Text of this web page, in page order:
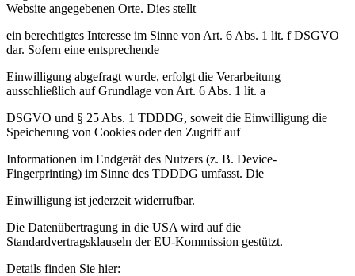
Website angegebenen Orte. Dies stellt
ein berechtigtes Interesse im Sinne von Art. 6 Abs. 1 lit. f DSGVO
dar. Sofern eine entsprechende
Einwilligung abgefragt wurde, erfolgt die Verarbeitung
ausschließlich auf Grundlage von Art. 6 Abs. 1 lit. a
DSGVO und § 25 Abs. 1 TDDDG, soweit die Einwilligung die
Speicherung von Cookies oder den Zugriff auf
Informationen im Endgerät des Nutzers (z. B. Device-
Fingerprinting) im Sinne des TDDDG umfasst. Die
Einwilligung ist jederzeit widerrufbar.
Die Datenübertragung in die USA wird auf die
Standardvertragsklauseln der EU-Kommission gestützt.
Details finden Sie hier: